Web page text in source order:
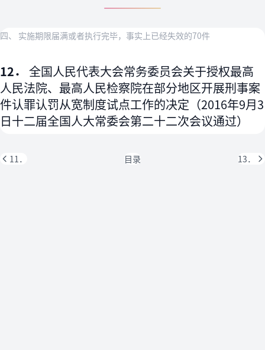
四、 实施期限届满或者执行完毕，事实上已经失效的70件
12． 全国人民代表大会常务委员会关于授权最高
人民法院、最高人民检察院在部分地区开展刑事案
件认罪认罚从宽制度试点工作的决定（2016年9月3
日十二届全国人大常委会第二十二次会议通过）
11． 目录 13．